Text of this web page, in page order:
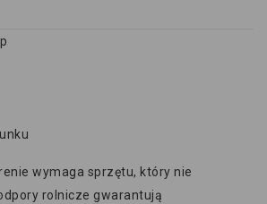
wymaga sprzętu, który nie
rolnicze gwarantują